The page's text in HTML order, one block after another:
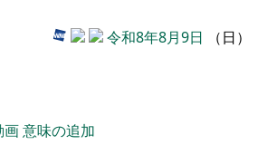
令和8年8月9日 （日）
画意味の追加